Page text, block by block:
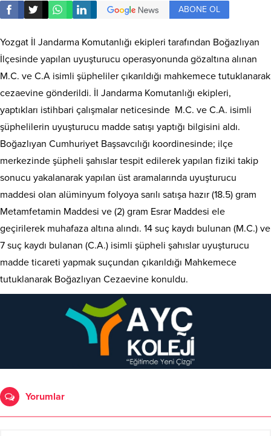
ABONE OL
Yozgat İl Jandarma Komutanlığı ekipleri tarafından Boğazlıyan
İlçesinde yapılan uyuşturucu operasyonunda gözaltına alınan
M.C. ve C.A isimli şüpheliler çıkarıldığı mahkemece tutuklanarak
cezaevine gönderildi. İl Jandarma Komutanlığı ekipleri,
yaptıkları istihbari çalışmalar neticesinde M.C. ve C.A. isimli
şüphelilerin uyuşturucu madde satışı yaptığı bilgisini aldı.
Boğazlıyan Cumhuriyet Başsavcılığı koordinesinde; ilçe
merkezinde şüpheli şahıslar tespit edilerek yapılan fiziki takip
sonucu yakalanarak yapılan üst aramalarında uyuşturucu
maddesi olan alüminyum folyoya sarılı satışa hazır (18.5) gram
Metamfetamin Maddesi ve (2) gram Esrar Maddesi ele
geçirilerek muhafaza altına alındı. 14 suç kaydı bulunan (M.C.) ve
7 suç kaydı bulanan (C.A.) isimli şüpheli şahıslar uyuşturucu
madde ticareti yapmak suçundan çıkarıldığı Mahkemece
tutuklanarak Boğazlıyan Cezaevine konuldu.
Yorumlar